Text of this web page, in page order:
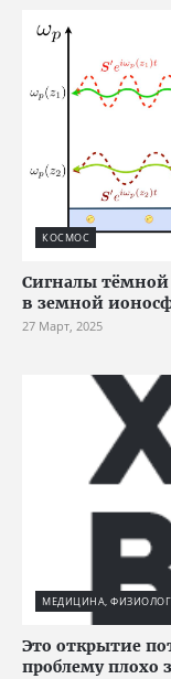
КОСМОС
Сигналы
в земной
27 Март, 2025
МЕДИЦИНА,
Это открытие
проблему